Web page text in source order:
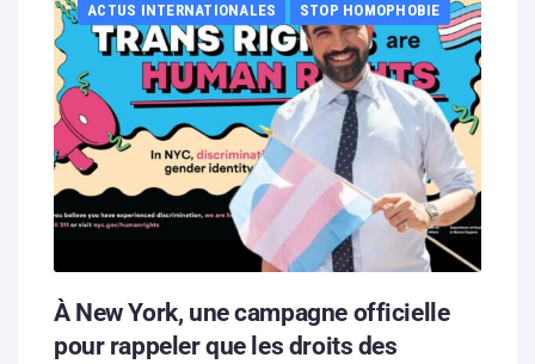
Partenaires
Contacts
Hébergement solidaire
ACTUS INTERNATIONALES STOP HOMOPHOBIE
À New York, une campagne officielle
pour rappeler que les droits des